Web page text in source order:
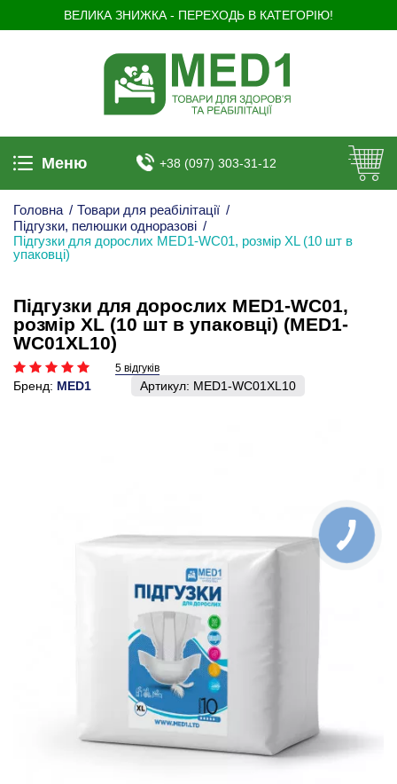
ВЕЛИКА ЗНИЖКА - ПЕРЕХОДЬ В КАТЕГОРІЮ!
Меню +38 (097) 303-31-12
Головна / Товари для реабілітації /
Підгузки, пелюшки одноразові /
Підгузки для дорослих MED1-WC01, розмір XL (10 шт в
упаковці)
Підгузки для дорослих MED1-WC01,
розмір XL (10 шт в упаковці) (MED1-
WC01XL10)
5 відгуків
Бренд: MED1 Артикул: MED1-WC01XL10